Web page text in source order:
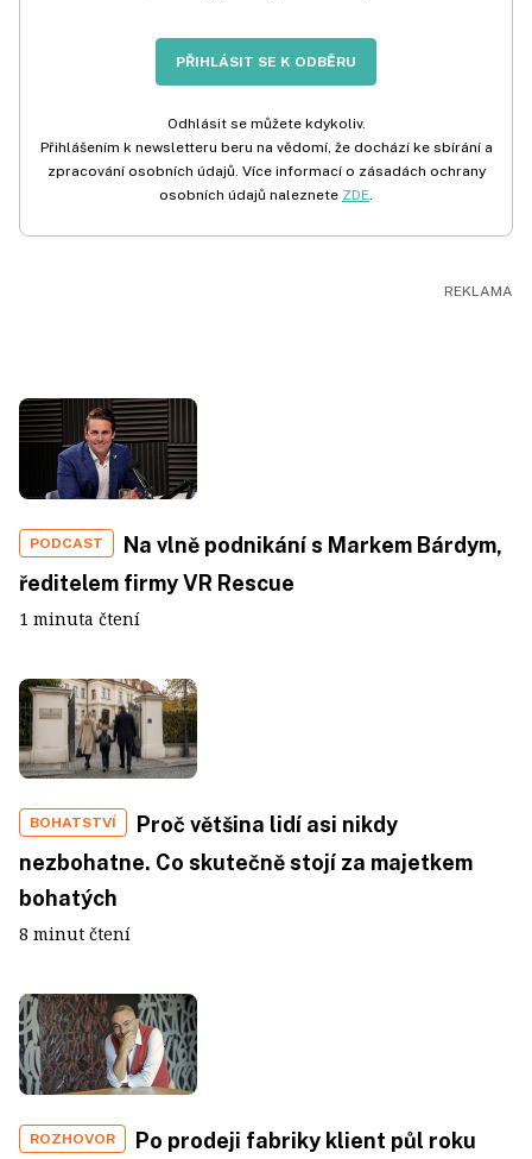
PŘIHLÁSIT SE K ODBĚRU
Odhlásit se můžete kdykoliv.
Přihlášením k newsletteru beru na vědomí, že dochází ke sbírání a
zpracování osobních údajů. Více informací o zásadách ochrany
osobních údajů naleznete ZDE.
PODCAST
Na vlně podnikání s Markem Bárdym,
ředitelem firmy VR Rescue
1 minuta čtení
BOHATSTVÍ
Proč většina lidí asi nikdy
nezbohatne. Co skutečně stojí za majetkem
bohatých
8 minut čtení
ROZHOVOR
Po prodeji fabriky klient půl roku